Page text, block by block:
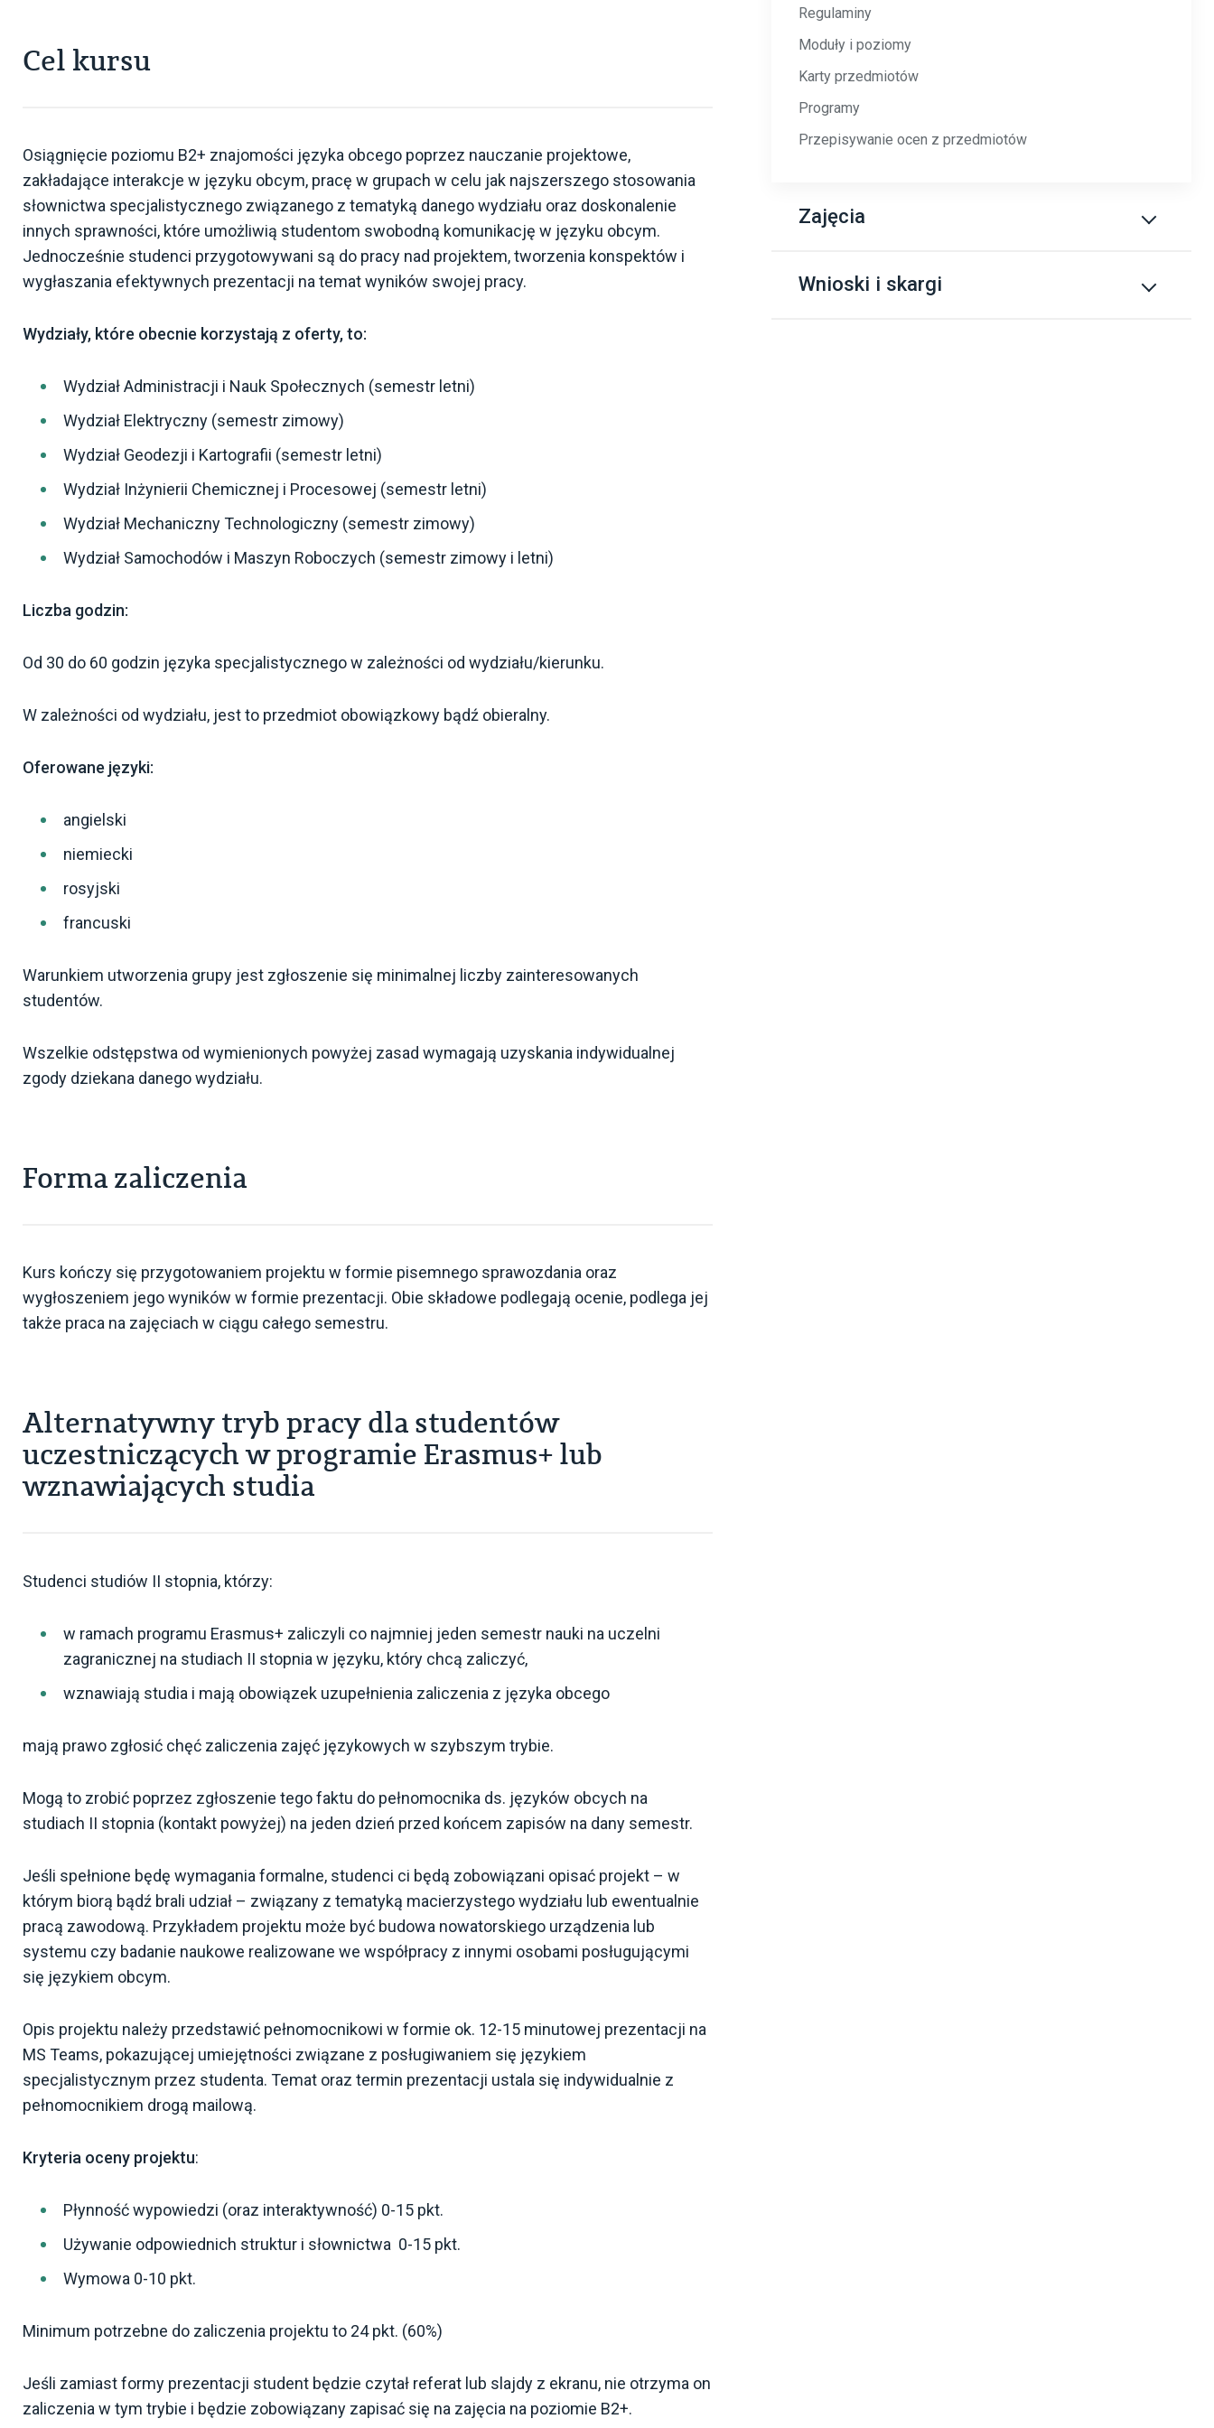
Cel kursu
Osiągnięcie poziomu B2+ znajomości języka obcego poprzez nauczanie projektowe,
zakładające interakcje w języku obcym, pracę w grupach w celu jak najszerszego stosowania
słownictwa specjalistycznego związanego z tematyką danego wydziału oraz doskonalenie
innych sprawności, które umożliwią studentom swobodną komunikację w języku obcym.
Jednocześnie studenci przygotowywani są do pracy nad projektem, tworzenia konspektów i
wygłaszania efektywnych prezentacji na temat wyników swojej pracy.
Wydziały, które obecnie korzystają z oferty, to:
Wydział Administracji i Nauk Społecznych (semestr letni)
Wydział Elektryczny (semestr zimowy)
Wydział Geodezji i Kartografii (semestr letni)
Wydział Inżynierii Chemicznej i Procesowej (semestr letni)
Wydział Mechaniczny Technologiczny (semestr zimowy)
Wydział Samochodów i Maszyn Roboczych (semestr zimowy i letni)
Liczba godzin:
Od 30 do 60 godzin języka specjalistycznego w zależności od wydziału/kierunku.
W zależności od wydziału, jest to przedmiot obowiązkowy bądź obieralny.
Oferowane języki:
angielski
niemiecki
rosyjski
francuski
Warunkiem utworzenia grupy jest zgłoszenie się minimalnej liczby zainteresowanych
studentów.
Wszelkie odstępstwa od wymienionych powyżej zasad wymagają uzyskania indywidualnej
zgody dziekana danego wydziału.
Forma zaliczenia
Kurs kończy się przygotowaniem projektu w formie pisemnego sprawozdania oraz
wygłoszeniem jego wyników w formie prezentacji. Obie składowe podlegają ocenie, podlega jej
także praca na zajęciach w ciągu całego semestru.
Alternatywny tryb pracy dla studentów
uczestniczących w programie Erasmus+ lub
wznawiających studia
Studenci studiów II stopnia, którzy:
w ramach programu Erasmus+ zaliczyli co najmniej jeden semestr nauki na uczelni
zagranicznej na studiach II stopnia w języku, który chcą zaliczyć,
wznawiają studia i mają obowiązek uzupełnienia zaliczenia z języka obcego
mają prawo zgłosić chęć zaliczenia zajęć językowych w szybszym trybie.
Mogą to zrobić poprzez zgłoszenie tego faktu do pełnomocnika ds. języków obcych na
studiach II stopnia (kontakt powyżej) na jeden dzień przed końcem zapisów na dany semestr.
Jeśli spełnione będę wymagania formalne, studenci ci będą zobowiązani opisać projekt – w
którym biorą bądź brali udział – związany z tematyką macierzystego wydziału lub ewentualnie
pracą zawodową. Przykładem projektu może być budowa nowatorskiego urządzenia lub
systemu czy badanie naukowe realizowane we współpracy z innymi osobami posługującymi
się językiem obcym.
Opis projektu należy przedstawić pełnomocnikowi w formie ok. 12-15 minutowej prezentacji na
MS Teams, pokazującej umiejętności związane z posługiwaniem się językiem
specjalistycznym przez studenta. Temat oraz termin prezentacji ustala się indywidualnie z
pełnomocnikiem drogą mailową.
Kryteria oceny projektu:
Płynność wypowiedzi (oraz interaktywność) 0-15 pkt.
Używanie odpowiednich struktur i słownictwa 0-15 pkt.
Wymowa 0-10 pkt.
Minimum potrzebne do zaliczenia projektu to 24 pkt. (60%)
Jeśli zamiast formy prezentacji student będzie czytał referat lub slajdy z ekranu, nie otrzyma on
zaliczenia w tym trybie i będzie zobowiązany zapisać się na zajęcia na poziomie B2+.
Regulaminy
Moduły i poziomy
Karty przedmiotów
Programy
Przepisywanie ocen z przedmiotów
Zajęcia
Plan zajęć – studia niestacjonarne
Wnioski i skargi